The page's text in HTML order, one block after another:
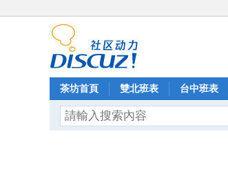
茶坊首頁 雙北班表 台中班表